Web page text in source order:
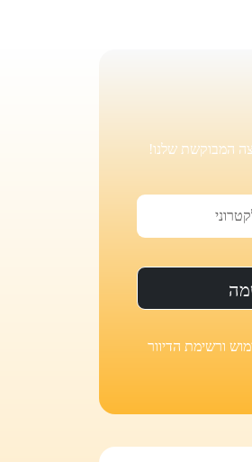
המבוקשת שלנו!
ורשימת הדיוור